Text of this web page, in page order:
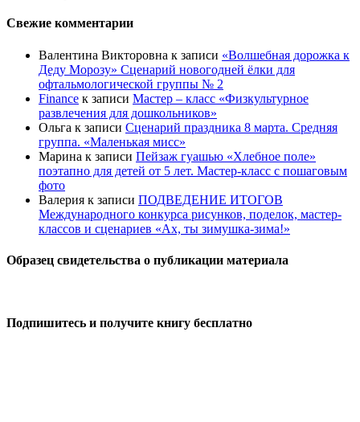
Свежие комментарии
Валентина Викторовна к записи «Волшебная дорожка к
Деду Морозу» Сценарий новогодней ёлки для
офтальмологической группы № 2
Finance к записи Мастер – класс «Физкультурное
развлечения для дошкольников»
Ольга к записи Сценарий праздника 8 марта. Средняя
группа. «Маленькая мисс»
Марина к записи Пейзаж гуашью «Хлебное поле»
поэтапно для детей от 5 лет. Мастер-класс с пошаговым
фото
Валерия к записи ПОДВЕДЕНИЕ ИТОГОВ
Международного конкурса рисунков, поделок, мастер-
классов и сценариев «Ах, ты зимушка-зима!»
Образец свидетельства о публикации материала
Подпишитесь и получите книгу бесплатно